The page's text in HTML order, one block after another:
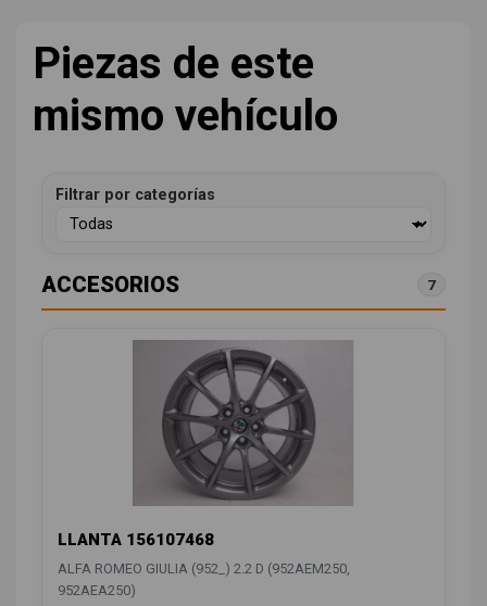
Piezas de este
mismo vehículo
Filtrar por categorías
ACCESORIOS 7
LLANTA 156107468
ALFA ROMEO GIULIA (952_) 2.2 D (952AEM250,
952AEA250)